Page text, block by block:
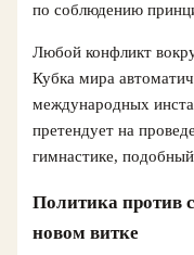
по соблюдению
Любой конфликт
Кубка мира
международных
претендует на
гимнастике,
Политика против
новом витке